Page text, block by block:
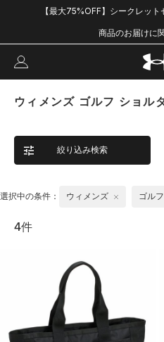
【最大75%OFF】シークレッ
商品のお届けに
ウィメンズ ゴルフ ショル
絞り込み検索
選択中の条件： ウィメンズ ゴルフ
4件